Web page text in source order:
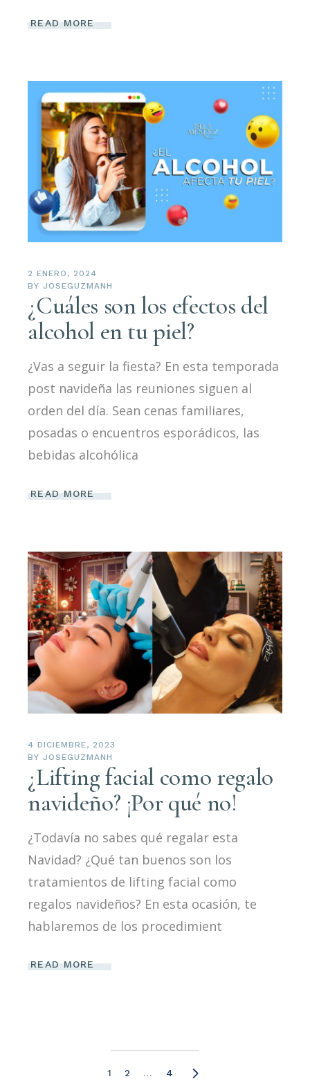
READ MORE
2 ENERO, 2024
BY JOSEGUZMANH
¿Cuáles son los efectos del
alcohol en tu piel?
¿Vas a seguir la fiesta? En esta temporada
post navideña las reuniones siguen al
orden del día. Sean cenas familiares,
posadas o encuentros esporádicos, las
bebidas alcohólica
READ MORE
4 DICIEMBRE, 2023
BY JOSEGUZMANH
¿Lifting facial como regalo
navideño? ¡Por qué no!
¿Todavía no sabes qué regalar esta
Navidad? ¿Qué tan buenos son los
tratamientos de lifting facial como
regalos navideños? En esta ocasión, te
hablaremos de los procedimient
READ MORE
Paginación
1 2 … 4